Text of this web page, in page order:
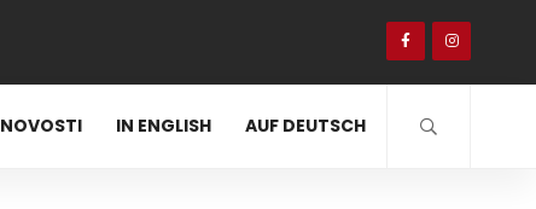
NOVOSTI IN ENGLISH AUF DEUTSCH